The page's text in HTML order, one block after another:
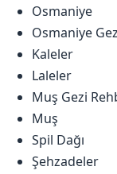
Osmaniye
Osmaniye
Kaleler
Laleler
Muş Gezi
Muş
Spil Dağı
Şehzadeler